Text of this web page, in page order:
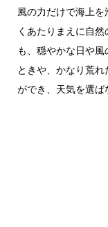
風の力だけで海上
くあたりまえに自
も、穏やかな日や
ときや、かなり荒
ができ、天気を選ば